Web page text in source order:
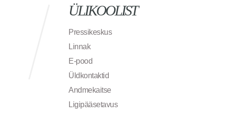
ÜLIKOOLIST
Pressikeskus
Linnak
E-pood
Üldkontaktid
Andmekaitse
Ligipääsetavus